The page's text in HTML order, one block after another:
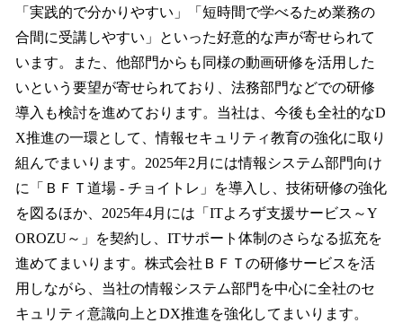
「実践的で分かりやすい」「短時間で学べるため業務の
合間に受講しやすい」といった好意的な声が寄せられて
います。また、他部門からも同様の動画研修を活用した
いという要望が寄せられており、法務部門などでの研修
導入も検討を進めております。当社は、今後も全社的なD
X推進の一環として、情報セキュリティ教育の強化に取り
組んでまいります。2025年2月には情報システム部門向け
に「ＢＦＴ道場 - チョイトレ」を導入し、技術研修の強化
を図るほか、2025年4月には「ITよろず支援サービス～Y
OROZU～」を契約し、ITサポート体制のさらなる拡充を
進めてまいります。株式会社ＢＦＴの研修サービスを活
用しながら、当社の情報システム部門を中心に全社のセ
キュリティ意識向上とDX推進を強化してまいります。